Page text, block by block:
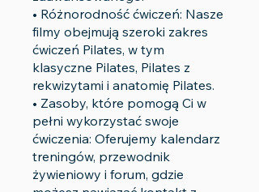
• Różnorodność ćwiczeń: Nasze
filmy obejmują szeroki zakres
ćwiczeń Pilates, w tym
klasyczne Pilates, Pilates z
rekwizytami i anatomię Pilates.
• Zasoby, które pomogą Ci w
pełni wykorzystać swoje
ćwiczenia: Oferujemy kalendarz
treningów, przewodnik
żywieniowy i forum, gdzie